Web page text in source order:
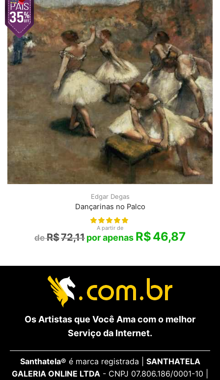
Edgar Degas
Dançarinas no Palco
A partir de
R$72,11 R$46,87
Os Artistas que Você Ama com o melhor
Serviço da Internet.
Santhatela® é marca registrada | SANTHATELA
GALERIA ONLINE LTDA - CNPJ 07.806.186/0001-10 |